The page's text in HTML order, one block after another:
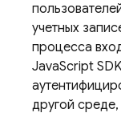
учетных
процесса
JavaScript
другой